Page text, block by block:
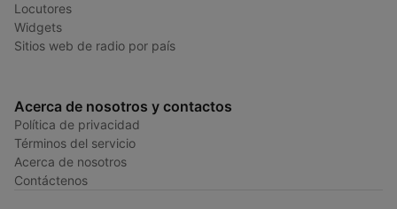
Locutores
Widgets
Sitios web de radio por país
Acerca de nosotros y contactos
Política de privacidad
Términos del servicio
Acerca de nosotros
Contáctenos